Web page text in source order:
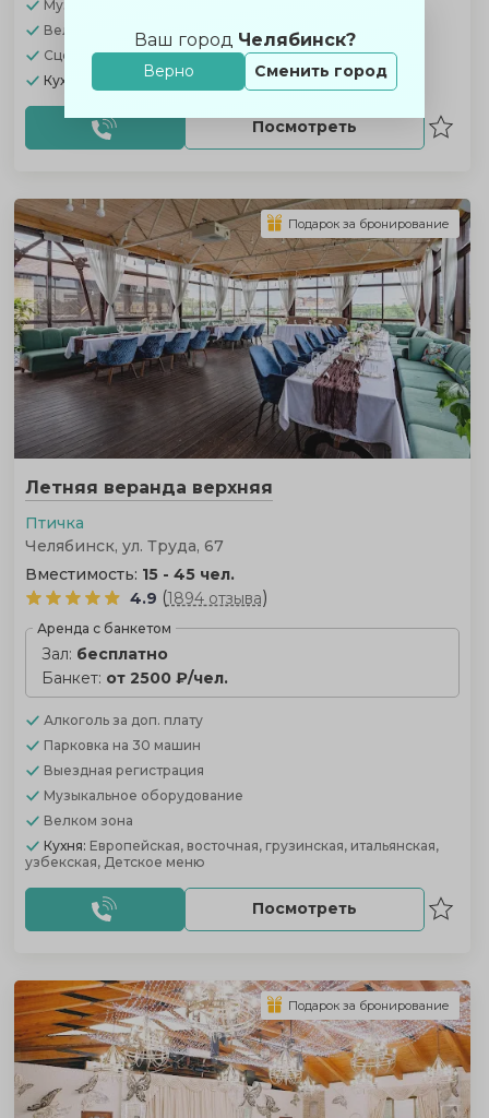
Ваш город Челябинск?
Верно Сменить город
Музыкальное оборудование
Велком зона
Сцена
Кухня:
Европейская, русская, Детское меню
Посмотреть
Летняя веранда верхняя
Птичка
Челябинск, ул. Труда, 67
Вместимость: 15 - 45 чел.
4.9 (1894 отзыва)
Аренда с банкетом
Зал: бесплатно
Банкет: от 2500 ₽/чел.
Алкоголь за доп. плату
Парковка на 30 машин
Выездная регистрация
Музыкальное оборудование
Велком зона
Кухня: Европейская, восточная, грузинская, итальянская,
узбекская, Детское меню
Посмотреть
Подарок за бронирование
Подарок за бронирование